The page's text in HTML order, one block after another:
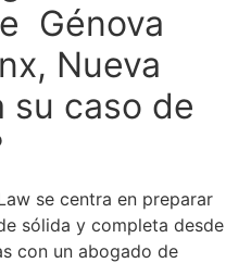
Génova
Nueva
su caso de
se centra en preparar
sólida y completa desde
con un abogado de